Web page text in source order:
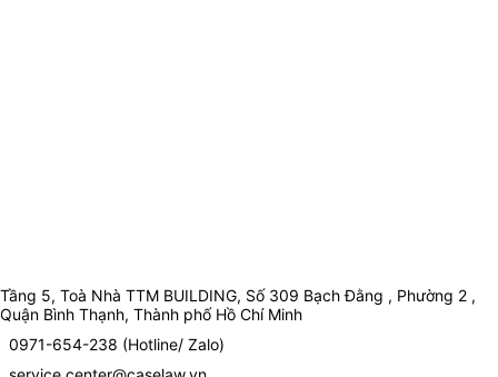
Tầng 5, Toà Nhà TTM BUILDING, Số 309 Bạch Đằng , Phường 2 ,
Quận Bình Thạnh, Thành phố Hồ Chí Minh
0971-654-238 (Hotline/ Zalo)